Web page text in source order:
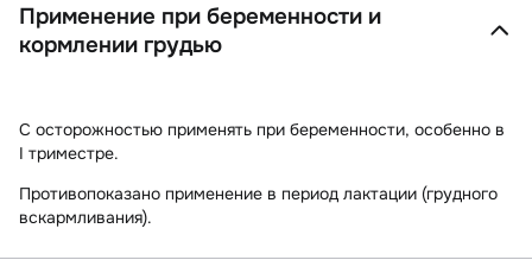
Применение при беременности и
кормлении грудью
C осторожностью применять при беременности, особенно в
I триместре.
Противопоказано применение в период лактации (грудного
вскармливания).